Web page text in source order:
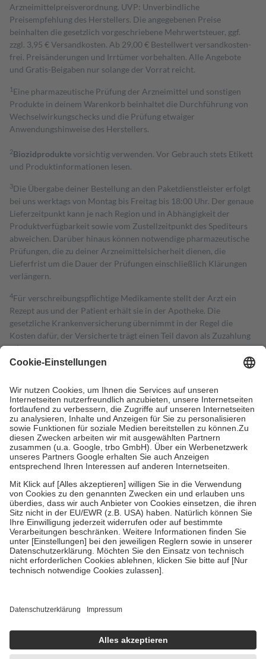
Arzneimittelpreisverordnung. UVP: Unverbindliche
Preisempfehlung des Herstellers. Die angegebenen Preise
beinhalten die gesetzlich vorgeschriebene Mehrwertsteuer, ggf.
zzgl. 3,95 € Versandkosten. Ab 29,00 € Bestell­wert versand­kosten­
frei. Preisänderungen und Irrtümer vorbehalten. Alle Angebote
und Gratis-Beigaben nur solange der Vorrat reicht.
1 Eine pharmazeutische Prüfung der Arzneimittel und sonstigen
Produkte in deinem Warenkorb beinhaltet die Durchführung von
Wechselwirkungschecks und die Prüfung etwaiger
Anwendungshinweise des Herstellers.
2Biozidproduktevorsichtig verwenden. Vor Gebrauch stets Etikett
und Produktinformationen lesen.
3Die Übergabe deiner Bestellung an den Paketdienstleister erfolgt
bei uns werktags von Montag bis Freitag bis 18:00 Uhr. Der genaue
Lieferzeitpunkt kann je nach Region und in Abhängigkeit der
Produktverfügbarkeit sowie vom Zustellzeitpunkt des Spediteurs
abweichen. Darüber hinaus können notwendige pharmazeutische
Prüfungen, die zu deiner Arzneimittelsicherheit dienen, die
Lieferfrist um die Dauer der Prüfungen einschließlich Klärungen
verlängern.
4Für verschreibungspflichtige Medikamente stellt der Arzt ein
Rezept aus und der Patient erhält sie in der Apotheke. Die
gesetzliche Krankenversicherung übernimmt in der Regel die
Kosten dafür, der Versicherte trägt einen Teil davon als Zuzahlung
mit.
Grundsätzlich leisten Mitglieder Zuzahlungen in Höhe von zehn
höchstens zehn Euro.
Es sind jedoch nie mehr als die tatsächlichen
Kosten der Leistung zu entrichten.
Diese Regeln gelten grundsätzlich auch für Online-Apotheken.
Bei Heilmitteln und häuslicher Krankenpflege beträgt die
Zuzahlung zehn Prozent der Kosten sowie zehn Euro je
Verordnung.
Um das Engagement der Versicherten für ihre eigene Gesundheit zu
stärken und die besondere Stellung der Familie zu unterstützen,
fallenkeine Zuzahlungenan bei:
• Kindern und Jugendlichen bis zum vollendeten 18. Lebensjahr
mit Ausnahme der Fahrkosten
• Untersuchungen zur Vorsorge und Früherkennung, die von der
GKV getragen werden
• empfohlenen Schutzimpfungen
• Harn- und Blutteststreifen
getroffen, um sicherzustellen, dass es sich um echte Bewertungen
https://help.etrusted.com/hc/de/articles/4419944605341
Einige Bilder und Inhalte wurden unter Zuhilfenahme künstlicher